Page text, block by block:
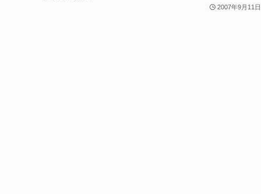
2007年9月11日